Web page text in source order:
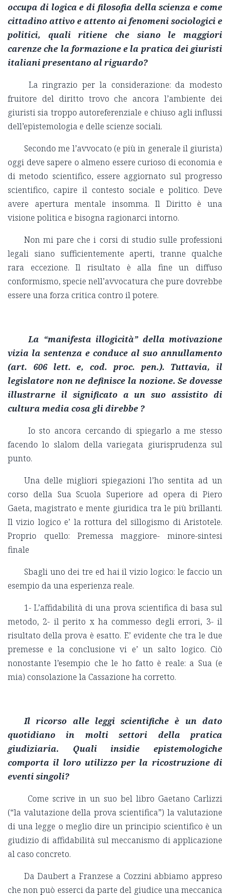
occupa di logica e di filosofia della scienza e come
cittadino attivo e attento ai fenomeni sociologici e
politici, quali ritiene che siano le maggiori
carenze che la formazione e la pratica dei giuristi
italiani presentano al riguardo?
La ringrazio per la considerazione: da modesto
fruitore del diritto trovo che ancora l’ambiente dei
giuristi sia troppo autoreferenziale e chiuso agli influssi
dell’epistemologia e delle scienze sociali.
Secondo me l’avvocato (e più in generale il giurista)
oggi deve sapere o almeno essere curioso di economia e
di metodo scientifico, essere aggiornato sul progresso
scientifico, capire il contesto sociale e politico. Deve
avere apertura mentale insomma. Il Diritto è una
visione politica e bisogna ragionarci intorno.
Non mi pare che i corsi di studio sulle professioni
legali siano sufficientemente aperti, tranne qualche
rara eccezione. Il risultato è alla fine un diffuso
conformismo, specie nell’avvocatura che pure dovrebbe
essere una forza critica contro il potere.
La “manifesta illogicità” della motivazione
vizia la sentenza e conduce al suo annullamento
(art. 606 lett. e, cod. proc. pen.). Tuttavia, il
legislatore non ne definisce la nozione. Se dovesse
illustrarne il significato a un suo assistito di
cultura media cosa gli direbbe ?
Io sto ancora cercando di spiegarlo a me stesso
facendo lo slalom della variegata giurisprudenza sul
punto.
Una delle migliori spiegazioni l’ho sentita ad un
corso della Sua Scuola Superiore ad opera di Piero
Gaeta, magistrato e mente giuridica tra le più brillanti.
Il vizio logico e’ la rottura del sillogismo di Aristotele.
Proprio quello: Premessa maggiore- minore-sintesi
finale
Sbagli uno dei tre ed hai il vizio logico: le faccio un
esempio da una esperienza reale.
1- L’affidabilità di una prova scientifica di basa sul
metodo, 2- il perito x ha commesso degli errori, 3- il
risultato della prova è esatto. E’ evidente che tra le due
premesse e la conclusione vi e’ un salto logico. Ciò
nonostante l’esempio che le ho fatto è reale: a Sua (e
mia) consolazione la Cassazione ha corretto.
Il ricorso alle leggi scientifiche è un dato
quotidiano in molti settori della pratica
giudiziaria. Quali insidie epistemologiche
comporta il loro utilizzo per la ricostruzione di
eventi singoli?
Come scrive in un suo bel libro Gaetano Carlizzi
(“la valutazione della prova scientifica”) la valutazione
di una legge o meglio dire un principio scientifico è un
giudizio di affidabilità sul meccanismo di applicazione
al caso concreto.
Da Daubert a Franzese a Cozzini abbiamo appreso
che non può esserci da parte del giudice una meccanica